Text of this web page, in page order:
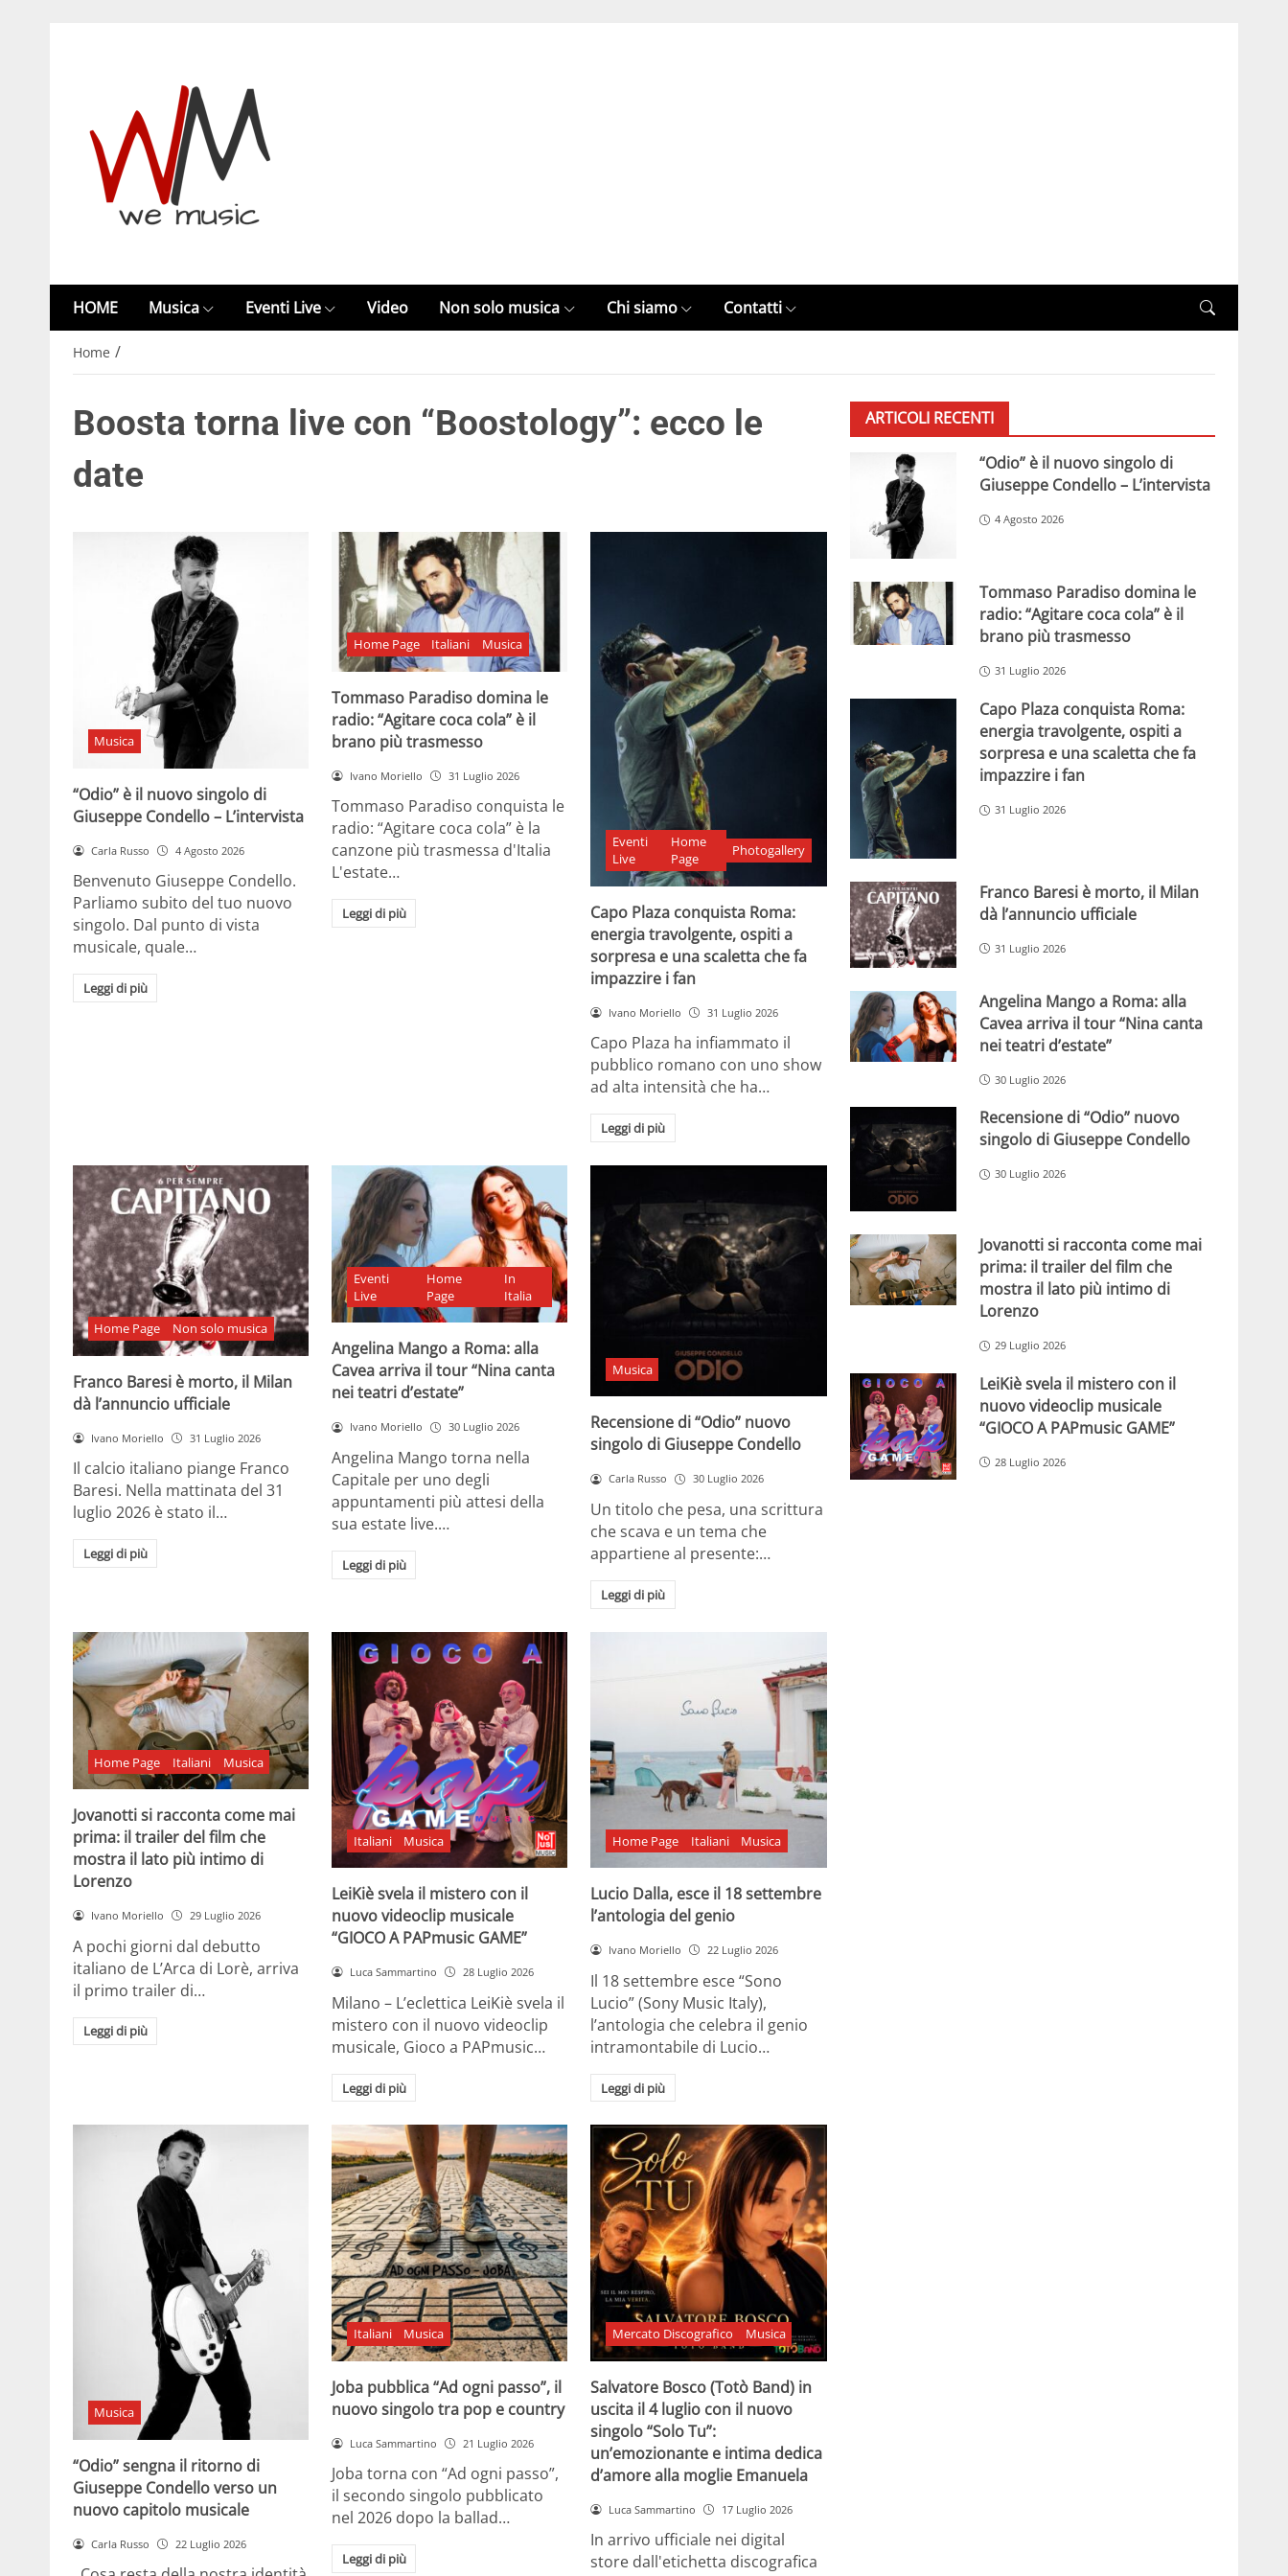
HOME Musica Eventi Live Video Non solo musica Chi siamo Contatti
Home /
Boosta torna live con “Boostology”: ecco le
date
Musica
“Odio” è il nuovo singolo di
Giuseppe Condello – L’intervista
Carla Russo 4 Agosto 2026
Benvenuto Giuseppe Condello.
Parliamo subito del tuo nuovo
singolo. Dal punto di vista
musicale, quale…
Leggi di più
Home Page Italiani Musica
Tommaso Paradiso domina le
radio: “Agitare coca cola” è il
brano più trasmesso
Ivano Moriello 31 Luglio 2026
Tommaso Paradiso conquista le
radio: “Agitare coca cola” è la
canzone più trasmessa d'Italia
L'estate…
Leggi di più
Eventi
Live
Home
Page
Photogallery
Capo Plaza conquista Roma:
energia travolgente, ospiti a
sorpresa e una scaletta che fa
impazzire i fan
Ivano Moriello 31 Luglio 2026
Capo Plaza ha infiammato il
pubblico romano con uno show
ad alta intensità che ha…
Leggi di più
Home Page Non solo musica
Franco Baresi è morto, il Milan
dà l’annuncio ufficiale
Ivano Moriello 31 Luglio 2026
Il calcio italiano piange Franco
Baresi. Nella mattinata del 31
luglio 2026 è stato il…
Leggi di più
Eventi
Live
Home
Page
In
Italia
Angelina Mango a Roma: alla
Cavea arriva il tour “Nina canta
nei teatri d’estate”
Ivano Moriello 30 Luglio 2026
Angelina Mango torna nella
Capitale per uno degli
appuntamenti più attesi della
sua estate live.…
Leggi di più
Musica
Recensione di “Odio” nuovo
singolo di Giuseppe Condello
Carla Russo 30 Luglio 2026
Un titolo che pesa, una scrittura
che scava e un tema che
appartiene al presente:…
Leggi di più
Home Page Italiani Musica
Jovanotti si racconta come mai
prima: il trailer del film che
mostra il lato più intimo di
Lorenzo
Ivano Moriello 29 Luglio 2026
A pochi giorni dal debutto
italiano de L’Arca di Lorè, arriva
il primo trailer di…
Leggi di più
Italiani Musica
LeiKiè svela il mistero con il
nuovo videoclip musicale
“GIOCO A PAPmusic GAME”
Luca Sammartino 28 Luglio 2026
Milano – L’eclettica LeiKiè svela il
mistero con il nuovo videoclip
musicale, Gioco a PAPmusic…
Leggi di più
Home Page Italiani Musica
Lucio Dalla, esce il 18 settembre
l’antologia del genio
Ivano Moriello 22 Luglio 2026
Il 18 settembre esce “Sono
Lucio” (Sony Music Italy),
l’antologia che celebra il genio
intramontabile di Lucio…
Leggi di più
Musica
“Odio” sengna il ritorno di
Giuseppe Condello verso un
nuovo capitolo musicale
Carla Russo 22 Luglio 2026
Italiani Musica
Joba pubblica “Ad ogni passo”, il
nuovo singolo tra pop e country
Luca Sammartino 21 Luglio 2026
Joba torna con “Ad ogni passo”,
il secondo singolo pubblicato
nel 2026 dopo la ballad…
Leggi di più
Mercato Discografico Musica
Salvatore Bosco (Totò Band) in
uscita il 4 luglio con il nuovo
singolo “Solo Tu”:
un’emozionante e intima dedica
d’amore alla moglie Emanuela
Luca Sammartino 17 Luglio 2026
In arrivo ufficiale nei digital
store dall'etichetta discografica
ARTICOLI RECENTI
“Odio” è il nuovo singolo di
Giuseppe Condello – L’intervista
4 Agosto 2026
Tommaso Paradiso domina le
radio: “Agitare coca cola” è il
brano più trasmesso
31 Luglio 2026
Capo Plaza conquista Roma:
energia travolgente, ospiti a
sorpresa e una scaletta che fa
impazzire i fan
31 Luglio 2026
Franco Baresi è morto, il Milan
dà l’annuncio ufficiale
31 Luglio 2026
Angelina Mango a Roma: alla
Cavea arriva il tour “Nina canta
nei teatri d’estate”
30 Luglio 2026
Recensione di “Odio” nuovo
singolo di Giuseppe Condello
30 Luglio 2026
Jovanotti si racconta come mai
prima: il trailer del film che
mostra il lato più intimo di
Lorenzo
29 Luglio 2026
LeiKiè svela il mistero con il
nuovo videoclip musicale
“GIOCO A PAPmusic GAME”
28 Luglio 2026